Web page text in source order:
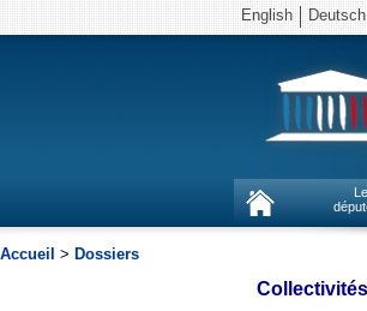
English Deutsch
Accueil > Dossiers